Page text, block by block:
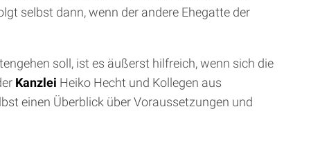
selbst dann, wenn der andere Ehegatte der
soll, ist es äußerst hilfreich, wenn sich die
Kanzlei Heiko Hecht und Kollegen aus
einen Überblick über Voraussetzungen und